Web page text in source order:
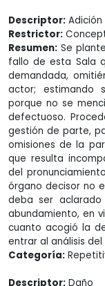
Descriptor:
Restrictor:
Resumen: Se
fallo de esta Sala
demandada,
actor; estimando
porque no se
defectuoso.
gestión de parte,
omisiones de la
que resulta
del
órgano decisor no
deba ser
abundamiento, en
cuanto acogió la
entrar al análisis
Categoría:
Descriptor: Daño